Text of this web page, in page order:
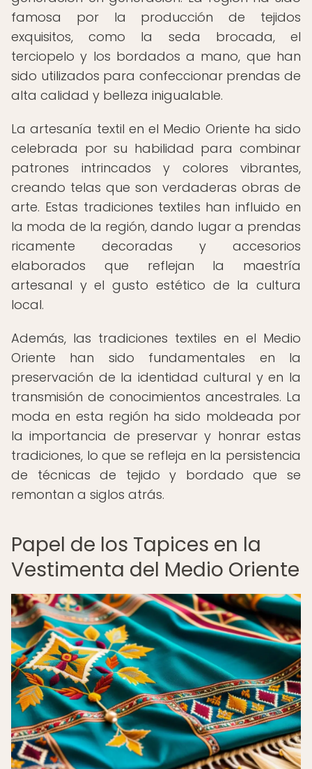
famosa por la producción de tejidos
exquisitos, como la seda brocada, el
terciopelo y los bordados a mano, que han
sido utilizados para confeccionar prendas de
alta calidad y belleza inigualable.
La artesanía textil en el Medio Oriente ha sido
celebrada por su habilidad para combinar
patrones intrincados y colores vibrantes,
creando telas que son verdaderas obras de
arte. Estas tradiciones textiles han influido en
la moda de la región, dando lugar a prendas
ricamente decoradas y accesorios
elaborados que reflejan la maestría
artesanal y el gusto estético de la cultura
local.
Además, las tradiciones textiles en el Medio
Oriente han sido fundamentales en la
preservación de la identidad cultural y en la
transmisión de conocimientos ancestrales. La
moda en esta región ha sido moldeada por
la importancia de preservar y honrar estas
tradiciones, lo que se refleja en la persistencia
de técnicas de tejido y bordado que se
remontan a siglos atrás.
Papel de los Tapices en la
Vestimenta del Medio Oriente